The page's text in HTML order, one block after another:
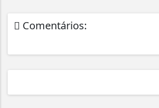
Comentários: